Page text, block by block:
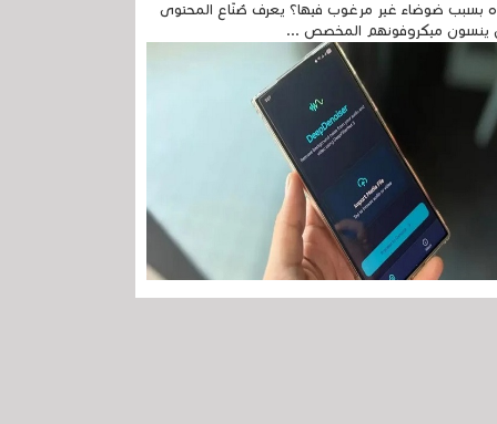
بسبب ضوضاء غير مرغوب فيها؟ يعرف صُنّاع المحتوى
ينسون ميكروفونهم المخصص ...